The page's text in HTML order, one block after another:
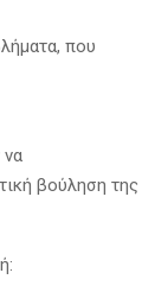
που
βούληση της